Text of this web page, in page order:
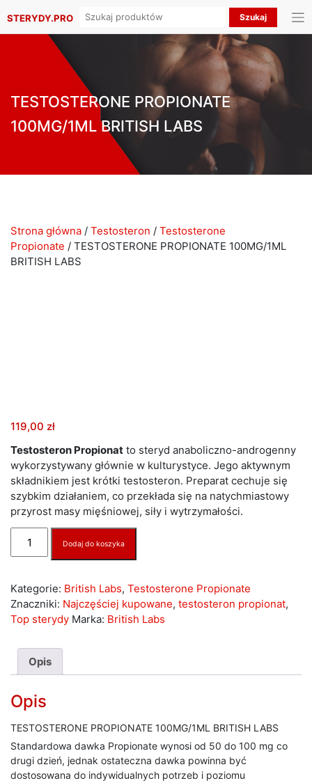
STERYDY.PRO
Search
TESTOSTERONE PROPIONATE
100MG/1ML BRITISH LABS
Strona główna / Testosteron / Testosterone
Propionate / TESTOSTERONE PROPIONATE 100MG/1ML
BRITISH LABS
119,00 zł
Testosteron Propionat to steryd anaboliczno-androgenny
wykorzystywany głównie w kulturystyce. Jego aktywnym
składnikiem jest krótki testosteron. Preparat cechuje się
szybkim działaniem, co przekłada się na natychmiastowy
przyrost masy mięśniowej, siły i wytrzymałości.
TESTOSTERONE
PROPIONATE
BRITISH
LABS
Dodaj do koszyka
Kategorie: British Labs, Testosterone Propionate
Znaczniki: Najczęściej kupowane, testosteron propionat,
Top sterydy Marka: British Labs
Opis
Opis
TESTOSTERONE PROPIONATE 100MG/1ML BRITISH LABS
Standardowa dawka Propionate wynosi od 50 do 100 mg co
drugi dzień, jednak ostateczna dawka powinna być
dostosowana do indywidualnych potrzeb i poziomu